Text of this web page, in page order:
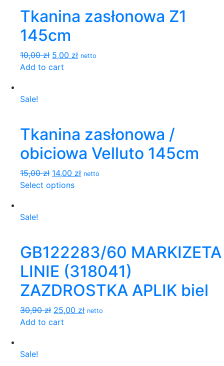
Tkanina zasłonowa Z1
145cm
10,00 zł 5,00 zł netto
Add to cart
Sale!
Tkanina zasłonowa /
obiciowa Velluto 145cm
15,00 zł 14,00 zł netto
Select options
Sale!
GB122283/60 MARKIZETA
LINIE (318041)
ZAZDROSTKA APLIK biel
30,90 zł 25,00 zł netto
Add to cart
Sale!